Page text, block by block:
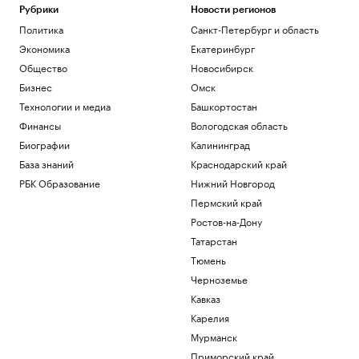
Рубрики
Политика
Экономика
Общество
Бизнес
Технологии и медиа
Финансы
Биографии
База знаний
РБК Образование
Новости регионов
Санкт-Петербург и область
Екатеринбург
Новосибирск
Омск
Башкортостан
Вологодская область
Калининград
Краснодарский край
Нижний Новгород
Пермский край
Ростов-на-Дону
Татарстан
Тюмень
Черноземье
Кавказ
Карелия
Мурманск
Приморский край